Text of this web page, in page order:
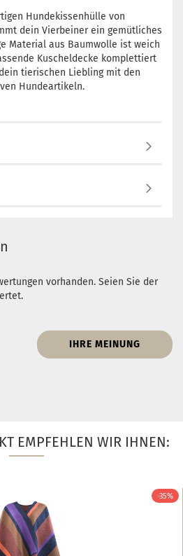
Hundekissenhülle von
dein Vierbeiner ein gemütliches
Material aus Baumwolle ist weich
Kuscheldecke komplettiert
tierischen Liebling mit den
Hundeartikeln.
vorhanden. Seien Sie der
IHRE MEINUNG
EMPFEHLEN WIR IHNEN:
-35%